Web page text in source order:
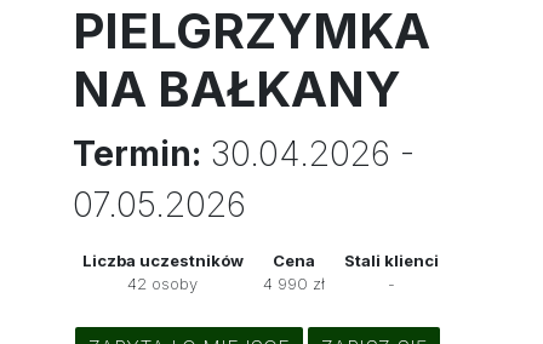
PIELGRZYMKA
NA BAŁKANY
Termin: 30.04.2026 -
07.05.2026
Liczba uczestników Cena
Stali klienci
42 osoby
4 990 zł -